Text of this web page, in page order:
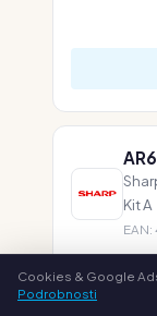
Kit A
EAN:
Cookies & Google
Podrobnosti